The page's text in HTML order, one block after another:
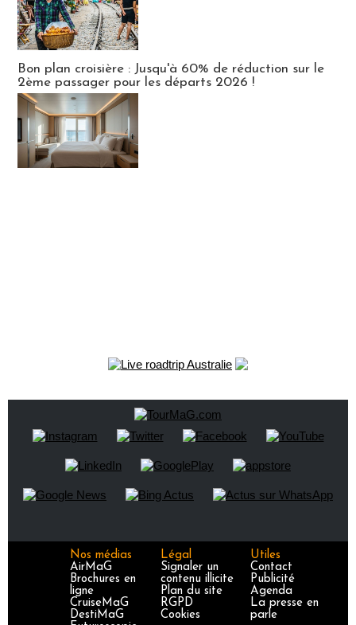
Bon plan croisière : Jusqu'à 60% de réduction sur le
2ème passager pour les départs 2026 !
Nos médias
AirMaG
Brochures en
ligne
CruiseMaG
DestiMaG
Légal
Signaler un
contenu illicite
Plan du site
RGPD
Cookies
Utiles
Contact
Publicité
Agenda
La presse en
parle